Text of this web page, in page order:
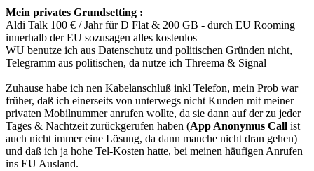
Mein privates Grundsetting :
Aldi Talk 100 € / Jahr für D Flat & 200 GB - durch EU Rooming
innerhalb der EU sozusagen alles kostenlos
WU benutze ich aus Datenschutz und politischen Gründen nicht,
Telegramm aus politischen, da nutze ich Threema & Signal
Zuhause habe ich nen Kabelanschluß inkl Telefon, mein Prob war
früher, daß ich einerseits von unterwegs nicht Kunden mit meiner
privaten Mobilnummer anrufen wollte, da sie dann auf der zu jeder
Tages & Nachtzeit zurückgerufen haben (App Anonymus Call ist
auch nicht immer eine Lösung, da dann manche nicht dran gehen)
und daß ich ja hohe Tel-Kosten hatte, bei meinen häufigen Anrufen
ins EU Ausland.